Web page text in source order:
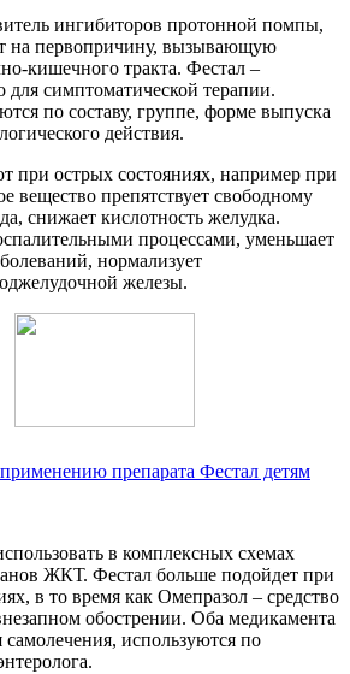
ингибиторов протонной помпы,
на первопричину, вызывающую
кишечного тракта. Фестал –
для симптоматической терапии.
по составу, группе, форме выпуска
действия.
при острых состояниях, например при
вещество препятствует свободному
снижает кислотность желудка.
процессами, уменьшает
нормализует
железы.
препарата Фестал детям
в комплексных схемах
ЖКТ. Фестал больше подойдет при
в то время как Омепразол – средство
обострении. Оба медикамента
используются по